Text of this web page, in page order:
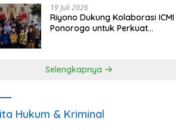
19 Juli 2026
Riyono Dukung Kolaborasi ICMI
Ponorogo untuk Perkuat
Selengkapnya
Hukum & Kriminal